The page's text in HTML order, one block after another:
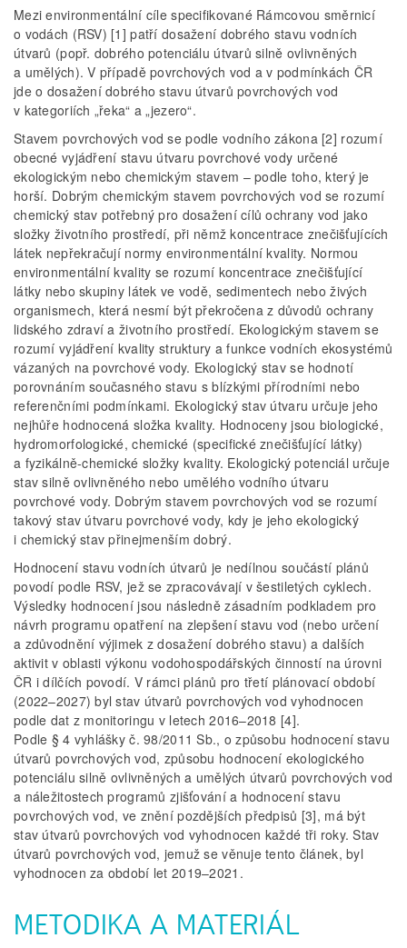
Mezi environmentální cíle specifikované Rámcovou směrnicí
o vodách (RSV) [1] patří dosažení dobrého stavu vodních
útvarů (popř. dobrého potenciálu útvarů silně ovlivněných
a umělých). V případě povrchových vod a v podmínkách ČR
jde o dosažení dobrého stavu útvarů povrchových vod
v kategoriích „řeka“ a „jezero“.
Stavem povrchových vod se podle vodního zákona [2] rozumí
obecné vyjádření stavu útvaru povrchové vody určené
ekologickým nebo chemickým stavem – podle toho, který je
horší. Dobrým chemickým stavem povrchových vod se rozumí
chemický stav potřebný pro dosažení cílů ochrany vod jako
složky životního prostředí, při němž koncentrace znečišťujících
látek nepřekračují normy environmentální kvality. Normou
environmentální kvality se rozumí koncentrace znečišťující
látky nebo skupiny látek ve vodě, sedimentech nebo živých
organismech, která nesmí být překročena z důvodů ochrany
lidského zdraví a životního prostředí. Ekologickým stavem se
rozumí vyjádření kvality struktury a funkce vodních ekosystémů
vázaných na povrchové vody. Ekologický stav se hodnotí
porovnáním současného stavu s blízkými přírodními nebo
referenčními podmínkami. Ekologický stav útvaru určuje jeho
nejhůře hodnocená složka kvality. Hodnoceny jsou biologické,
hydromorfologické, chemické (specifické znečišťující látky)
a fyzikálně-chemické složky kvality. Ekologický potenciál určuje
stav silně ovlivněného nebo umělého vodního útvaru
povrchové vody. Dobrým stavem povrchových vod se rozumí
takový stav útvaru povrchové vody, kdy je jeho ekologický
i chemický stav přinejmenším dobrý.
Hodnocení stavu vodních útvarů je nedílnou součástí plánů
povodí podle RSV, jež se zpracovávají v šestiletých cyklech.
Výsledky hodnocení jsou následně zásadním podkladem pro
návrh programu opatření na zlepšení stavu vod (nebo určení
a zdůvodnění výjimek z dosažení dobrého stavu) a dalších
aktivit v oblasti výkonu vodohospodářských činností na úrovni
ČR i dílčích povodí. V rámci plánů pro třetí plánovací období
(2022–2027) byl stav útvarů povrchových vod vyhodnocen
podle dat z monitoringu v letech 2016–2018 [4].
Podle § 4 vyhlášky č. 98/2011 Sb., o způsobu hodnocení stavu
útvarů povrchových vod, způsobu hodnocení ekologického
potenciálu silně ovlivněných a umělých útvarů povrchových vod
a náležitostech programů zjišťování a hodnocení stavu
povrchových vod, ve znění pozdějších předpisů [3], má být
stav útvarů povrchových vod vyhodnocen každé tři roky. Stav
útvarů povrchových vod, jemuž se věnuje tento článek, byl
vyhodnocen za období let 2019–2021.
METODIKA A MATERIÁL